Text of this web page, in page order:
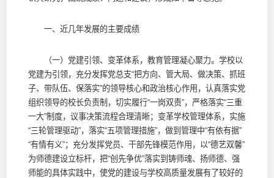
一、近几年发展的主要成绩
（一）党建引领、变革体系，教育管理凝心聚力。学校以
党建为引领，充分发挥党总支“把方向、管大局、做决策、抓班
子、带队伍、保落实”的领导核心和政治核心作用，认真落实党
组织领导的校长负责制，切实履行“一岗双责”，严格落实“三重
一大”制度，议事决策流程合理清晰；变革学校管理体系，实施
“三轮管理驱动”，落实“五项管理措施”，做到管理中“有依有据”
“有情有义”；充分发挥党员、干部先锋模范作用，以“德艺双馨”
为师德建设立标杆，把“创先争优”落实到铸师魂、扬师德、强
师能的具体实践中，使党的建设与学校高质量发展有了较好的